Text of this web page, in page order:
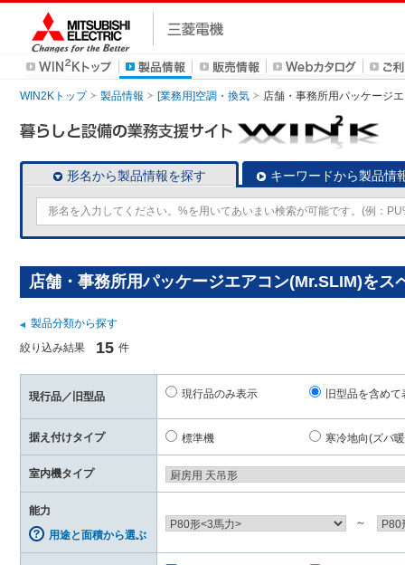
WIN2Kトップ 製品情報 [業務用]空調・換気 店舗・事務所用パッケージ
形名から製品情報を探す キーワードから製品情
店舗・事務所用パッケージエアコン(Mr.SLIM)をス
製品分類から探す
絞り込み結果
15 件
現行品／旧型品 現行品のみ表示 旧型品を含めて
据え付けタイプ 標準機 寒冷地向(ズバ
室内機タイプ
能力
用途と面積から選ぶ
～